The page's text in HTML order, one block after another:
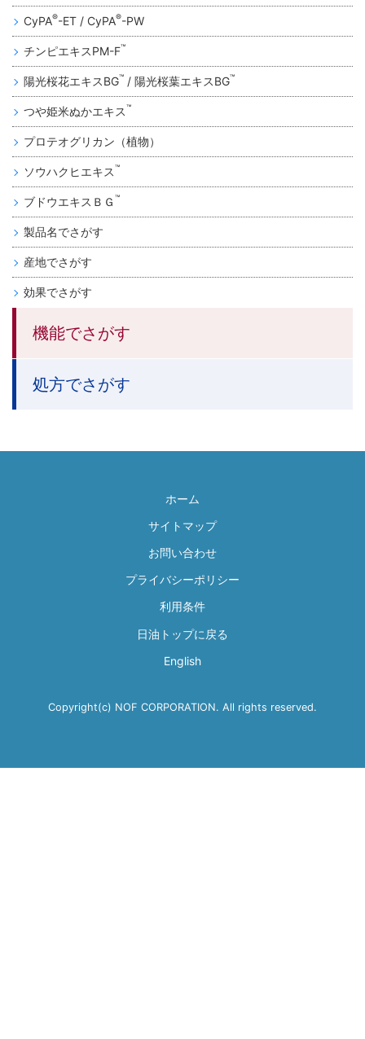
CyPA®-ET / CyPA®-PW
チンピエキスPM-F™
陽光桜花エキスBG™ / 陽光桜葉エキスBG™
つや姫米ぬかエキス™
プロテオグリカン（植物）
ソウハクヒエキス™
ブドウエキスＢＧ ™
製品名でさがす
産地でさがす
効果でさがす
機能でさがす
処方でさがす
ホーム
サイトマップ
お問い合わせ
プライバシーポリシー
利用条件
日油トップに戻る
English
Copyright(c) NOF CORPORATION. All rights reserved.